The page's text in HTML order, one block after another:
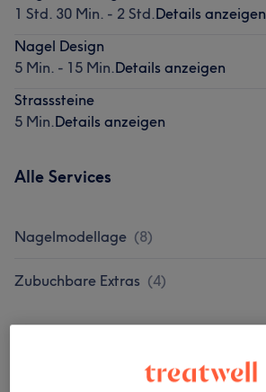
1 Std. 30 Min. - 2 Std.Details anzeigen
Nagel Design
5 Min. - 15 Min.Details anzeigen
Strasssteine
5 Min.Details anzeigen
Alle Services
Nagelmodellage (8)
Zubuchbare Extras (4)
Bild anklicken für weitere Details